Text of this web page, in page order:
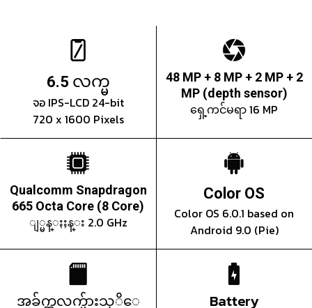
6.5 လက္မ
จอ IPS-LCD 24-bit
720 x 1600 Pixels
48 MP + 8 MP + 2 MP + 2
MP (depth sensor)
ရှေ့ကင်မရာ 16 MP
Qualcomm Snapdragon
665 Octa Core (8 Core)
ျ္မန္ႏႈန္း 2.0 GHz
Color OS
Color OS 6.0.1 based on
Android 9.0 (Pie)
အခ်က္အလက္မ်ားသုိေ
Battery